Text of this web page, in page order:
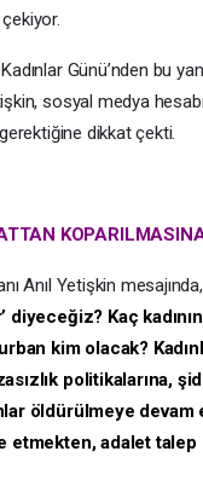
çekiyor.
Günü’nden bu
sosyal medya
dikkat çekti.
Anıl Yetişkin mesajında,
diyeceğiz? Kaç
kim olacak?
politikalarına,
öldürülmeye devam
etmekten, adalet